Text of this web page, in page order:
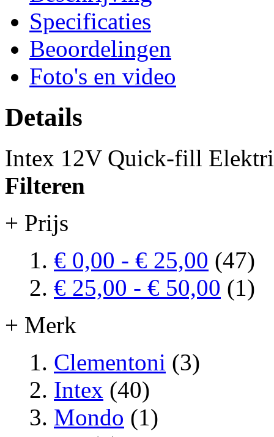
Specificaties
Beoordelingen
Foto's en video
Details
Intex 12V Quick-fill
Filteren
+ Prijs
€ 0,00 - € 25,00 (47)
€ 25,00 - € 50,00 (1)
+ Merk
Clementoni (3)
Intex (40)
Mondo (1)